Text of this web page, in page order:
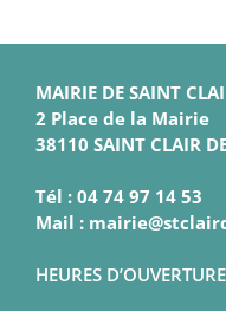
MAIRIE DE SAINT
2 Place de la Mairie
38110 SAINT CLAIR
Tél : 04 74 97 14 53
Mail :
HEURES